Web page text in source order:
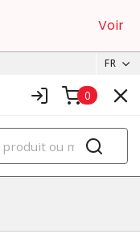
Voir
FR
0